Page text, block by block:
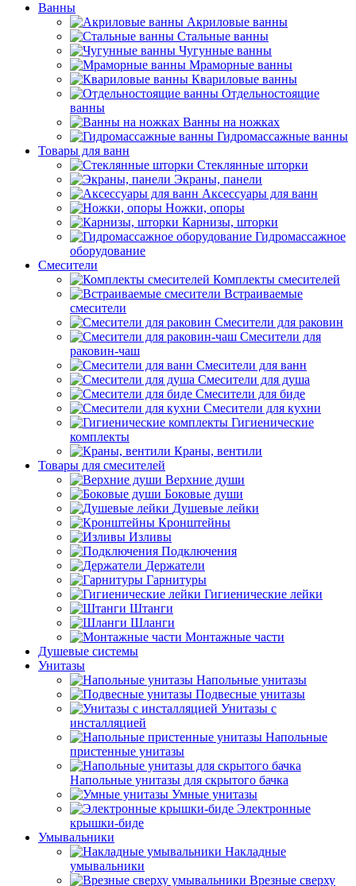
Ванны
Акриловые ванны
Стальные ванны
Чугунные ванны
Мраморные ванны
Квариловые ванны
Отдельностоящие
ванны
Ванны на ножках
Гидромассажные ванны
Товары для ванн
Стеклянные шторки
Экраны, панели
Аксессуары для ванн
Ножки, опоры
Карнизы, шторки
Гидромассажное
оборудование
Смесители
Комплекты смесителей
Встраиваемые
смесители
Смесители для раковин
Смесители для
раковин-чаш
Смесители для ванн
Смесители для душа
Смесители для биде
Смесители для кухни
Гигиенические
комплекты
Краны, вентили
Товары для смесителей
Верхние души
Боковые души
Душевые лейки
Кронштейны
Изливы
Подключения
Держатели
Гарнитуры
Гигиенические лейки
Штанги
Шланги
Монтажные части
Душевые системы
Унитазы
Напольные унитазы
Подвесные унитазы
Унитазы с
инсталляцией
Напольные
пристенные унитазы
Напольные унитазы для скрытого бачка
Умные унитазы
Электронные
крышки-биде
Умывальники
Накладные
умывальники
Врезные сверху